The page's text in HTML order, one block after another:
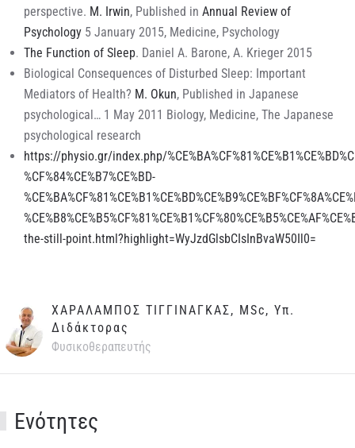
perspective. M. Irwin, Published in Annual Review of
Psychology 5 January 2015, Medicine, Psychology
The Function of Sleep. Daniel A. Barone, A. Krieger 2015
Biological Consequences of Disturbed Sleep: Important
Mediators of Health? M. Okun, Published in Japanese
psychological… 1 May 2011 Biology, Medicine, The Japanese
psychological research
https://physio.gr/index.php/
%CF%84%CE%B7%CE%BD-
the-still-point.html?highlight=WyJzdGlsbCIsInBvaW50Il0=
ΧΑΡΑΛΑΜΠΟΣ ΤΙΓΓΙΝΑΓΚΑΣ, MSc, Υπ.
Διδάκτορας
Φυσικοθεραπευτής
Ενότητες